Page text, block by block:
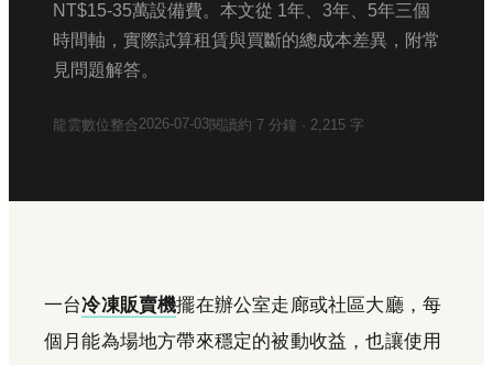
NT$15-35萬設備費。本文從 1年、3年、5年三個
時間軸，實際試算租賃與買斷的總成本差異，附常
見問題解答。
龍雲數位整合2026-07-03閱讀約 7 分鐘 · 2,215 字
一台冷凍販賣機擺在辦公室走廊或社區大廳，每
個月能為場地方帶來穩定的被動收益，也讓使用